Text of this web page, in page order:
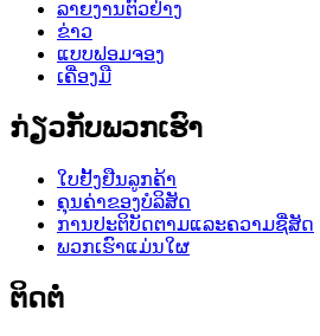
ລາຍງານຕົວຢ່າງ
ຂ່າວ
ແບບຟອມຈອງ
ເຄື່ອງມື
ກ່ຽວກັບພວກເຮົາ
ໃບຢັ້ງຢືນລູກຄ້າ
ຄຸນຄ່າຂອງບໍລິສັດ
ການປະຕິບັດຕາມແລະຄວາມຊື່ສັດ
ພວກເຮົາແມ່ນໃຜ
ຕິດຕໍ່